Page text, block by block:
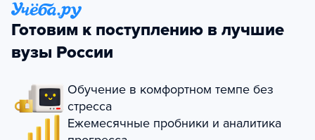
Готовим к поступлению в лучшие
вузы России
Обучение в комфортном темпе без
стресса
Ежемесячные пробники и аналитика